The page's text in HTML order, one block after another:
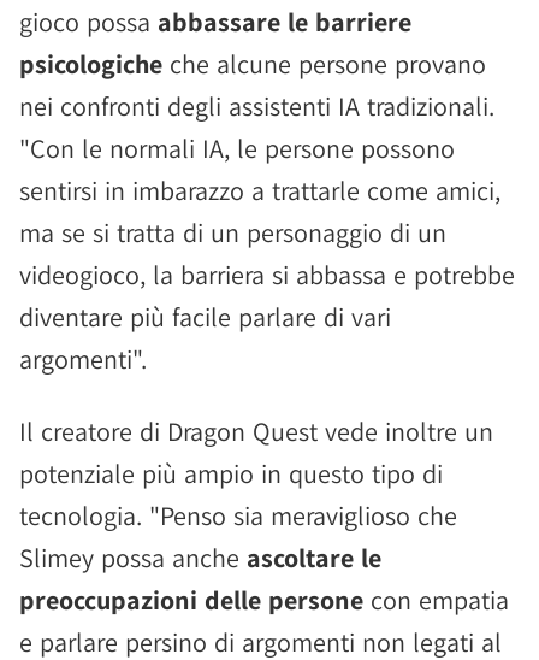
gioco possa abbassare le barriere
psicologiche che alcune persone provano
nei confronti degli assistenti IA tradizionali.
"Con le normali IA, le persone possono
sentirsi in imbarazzo a trattarle come amici,
ma se si tratta di un personaggio di un
videogioco, la barriera si abbassa e potrebbe
diventare più facile parlare di vari
argomenti".
Il creatore di Dragon Quest vede inoltre un
potenziale più ampio in questo tipo di
tecnologia. "Penso sia meraviglioso che
Slimey possa anche ascoltare le
preoccupazioni delle persone con empatia
e parlare persino di argomenti non legati al